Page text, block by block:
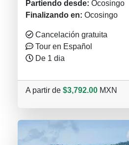
Partiendo desde: Ocosingo
Finalizando en: Ocosingo
Cancelación gratuita
Tour en Español
De 1 dia
A partir de $3,792.00 MXN